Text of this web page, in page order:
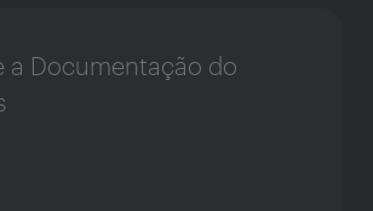
a Documentação do